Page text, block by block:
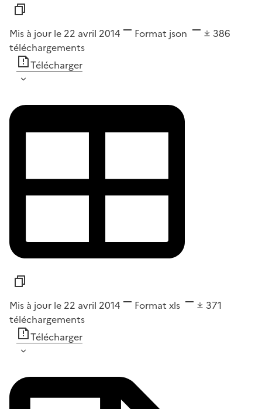
Mis à jour le 22 avril 2014 Format json
386
téléchargements
Télécharger
Mis à jour le 22 avril 2014 Format xls
371
téléchargements
Télécharger